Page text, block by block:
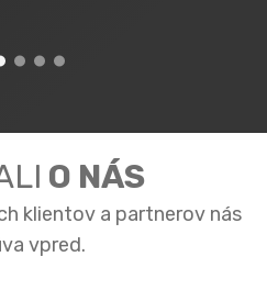
O NÁS
klientov a partnerov nás
vpred.